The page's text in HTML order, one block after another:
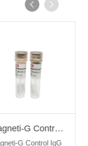
Magneti-G
GFP Beads
绿色荧光蛋白是